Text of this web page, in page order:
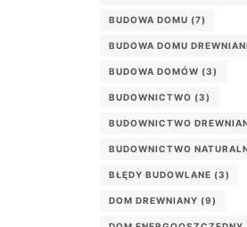
BUDOWA DOMU (7)
BUDOWA DOMU
BUDOWA DOMÓW (3)
BUDOWNICTWO (3)
BUDOWNICTWO
BUDOWNICTWO
BŁĘDY BUDOWLANE (3)
DOM DREWNIANY (9)